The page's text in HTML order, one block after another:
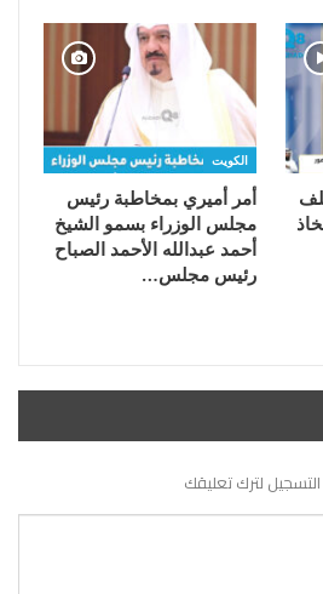
الكويت
أمر أميري بمخاطبة رئيس
مجلس الوزراء بسمو الشيخ
أحمد عبدالله الأحمد الصباح
رئيس مجلس…
لترك تعليقك